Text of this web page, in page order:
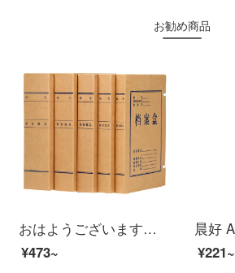
お勧め商品
おはようございます。8 cmクラフトペーパーのファイルボックスA 4純度の糊の資料箱を輸入する紙の質（10個入り）
¥473~
¥221~